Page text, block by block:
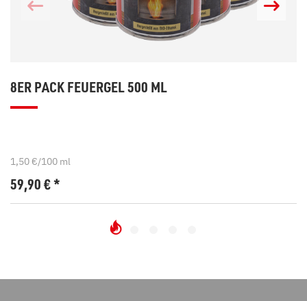
8ER PACK FEUERGEL 500 ML
1,50 €/100 ml
59,90€*